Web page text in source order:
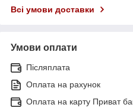
Всі умови доставки
Умови оплати
Післяплата
Оплата на рахунок
Оплата на карту Приват